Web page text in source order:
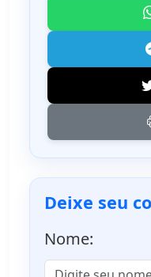
Deixe seu
Nome: